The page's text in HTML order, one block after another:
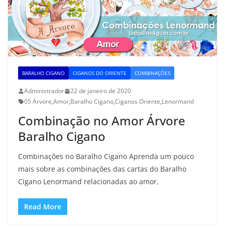
BARALHO CIGANO CIGANOS DO ORIENTE COMBINAÇÕES
Administrador
22 de janeiro de 2020
05 Árvore,Amor,Baralho Cigano,Ciganos Oriente,Lenormand
Combinação no Amor Árvore
Baralho Cigano
Combinações no Baralho Cigano Aprenda um pouco
mais sobre as combinações das cartas do Baralho
Cigano Lenormand relacionadas ao amor,
Read More